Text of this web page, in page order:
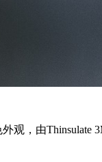
观，由